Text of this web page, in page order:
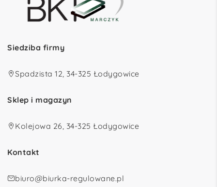
Siedziba firmy
Spadzista 12, 34-325 Łodygowice
Sklep i magazyn
Kolejowa 26, 34-325 Łodygowice
Kontakt
biuro@biurka-regulowane.pl